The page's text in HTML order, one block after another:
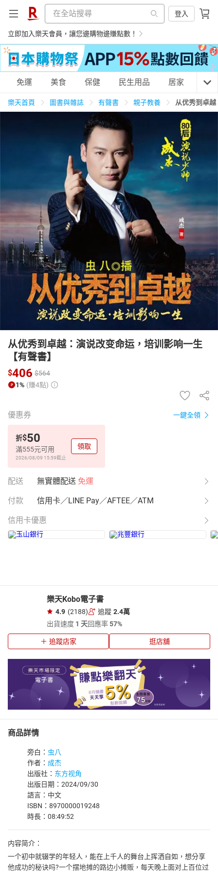
登入
立即加入樂天會員，讓您邊購物邊賺點數！
購物網分類
美食蛋糕 養生保健 民生用品
3C家電 運動休閒 親子玩具
男裝 化妝保養 情趣用品
日本購物 電子/紙本書
HOT
免運 美食 保健 民生用品 居家 3C
樂天首頁 圖書與雜誌 有聲書 親子教養 从优秀到卓
从优秀到卓越：演说改变命运，培训影响一生
【有聲書】
$406 $564
1% (賺4點)
優惠券 一鍵全領
折$50
滿555元可用
2026/08/09 15:59截止
領取
配送 無實體配送 免運
付款 信用卡／LINE Pay／AFTEE／ATM
信用卡優惠
樂天Kobo電子書
4.9 (2188) 追蹤 2.4萬
出貨速度 1 天回應率57%
追蹤店家 逛店舖
商品詳情
旁白： 虫八
作者： 成杰
出版社： 东方视角
出版日期：2024/09/30
語言：中文
ISBN：8970000019248
時長：08:49:52
内容简介：
一个初中就辍学的年轻人，能在上千人的舞台上挥洒自如，想分享
他成功的秘诀吗?一个摆地摊的路边小摊贩，每天晚上面对上百位过